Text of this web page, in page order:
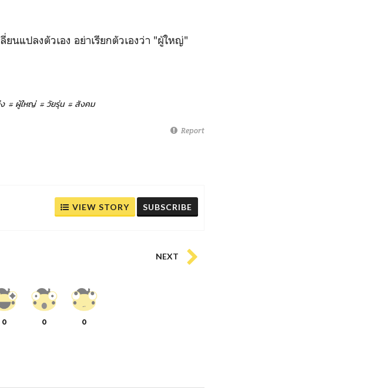
นแปลงตัวเอง อย่าเรียกตัวเองว่า "ผู้ใหญ่"
# ผู้ใหญ่ # วัยรุ่น # สังคม
Report
VIEW STORY SUBSCRIBE
NEXT
0 0 0